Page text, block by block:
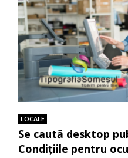
LOCALE
Se caută desktop
Condițiile pentru